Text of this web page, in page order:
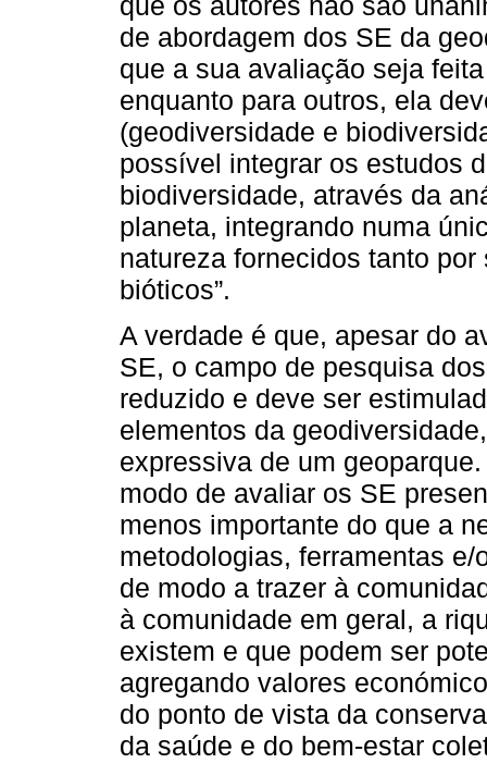
de abordagem dos SE da
que a sua avaliação seja
enquanto para outros, ela
(geodiversidade e
possível integrar os estudos
biodiversidade, através da
planeta, integrando numa
natureza fornecidos tanto
bióticos”.
A verdade é que, apesar do
SE, o campo de pesquisa
reduzido e deve ser
elementos da
expressiva de um
modo de avaliar os SE
menos importante do que a
metodologias, ferramentas
de modo a trazer à
à comunidade em geral, a
existem e que podem ser
agregando valores
do ponto de vista da
da saúde e do bem-estar